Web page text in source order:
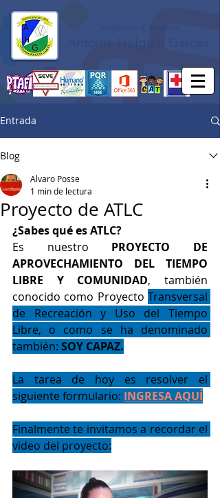
Entrada
Blog
Proyecto de ATLC
Alvaro Posse
1 min de lectura
¿Sabes qué es ATLC?
Es nuestro PROYECTO DE
APROVECHAMIENTO DEL TIEMPO
LIBRE Y COMUNIDAD, también
conocido como Proyecto Transversal
de Recreación y Uso del Tiempo
Libre, o como se ha denominado
también: SOY CAPAZ.
La tarea de hoy es resolver el
siguiente formulario: INGRESA AQUÍ
Finalmente te invitamos a recordar el
video del proyecto: